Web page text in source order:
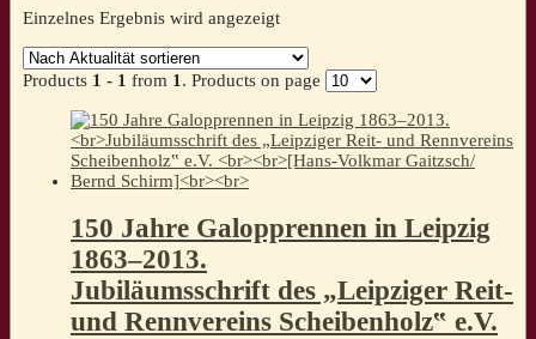
Einzelnes Ergebnis wird angezeigt
Products 1 - 1 from 1 . Products on page
150 Jahre Galopprennen in Leipzig
1863–2013.
Jubiläumsschrift des „Leipziger Reit-
und Rennvereins Scheibenholz‟ e.V.